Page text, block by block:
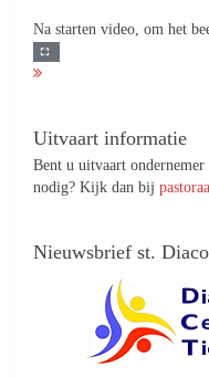
Na starten video, om het
Uitvaart informatie
Bent u uitvaart ondernemer
nodig? Kijk dan bij
Nieuwsbrief st.